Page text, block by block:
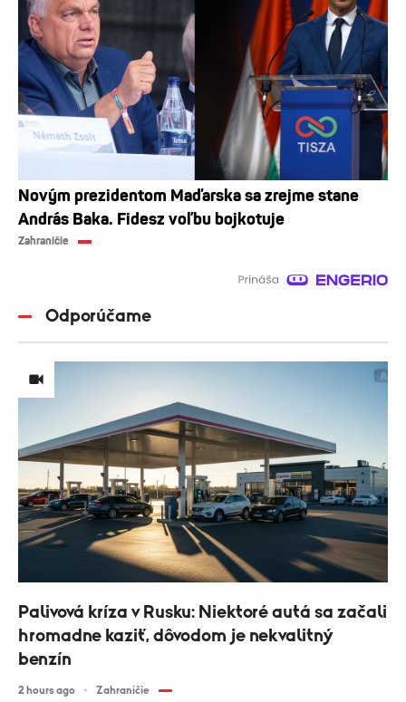
Novým prezidentom Maďarska sa zrejme stane
András Baka. Fidesz voľbu bojkotuje
Zahraničie
Odporúčame
Palivová kríza v Rusku: Niektoré autá sa začali
hromadne kaziť, dôvodom je nekvalitný
benzín
2 hours ago Zahraničie